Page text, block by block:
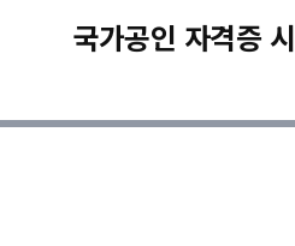
국가공인 자격증